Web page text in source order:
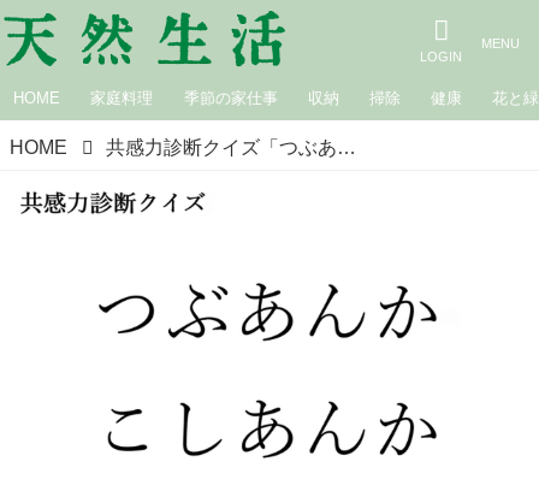
HOME 家庭料理 季節の家仕事 収納 掃除 健康 花と緑
HOME 共感力診断クイズ「つぶあんかこしあんか」はどんな意味？｜妄想国語辞典